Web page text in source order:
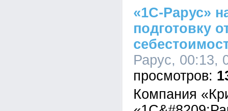
«1С-Рарус»
подготовку
Рарус, 00:13,
Компания